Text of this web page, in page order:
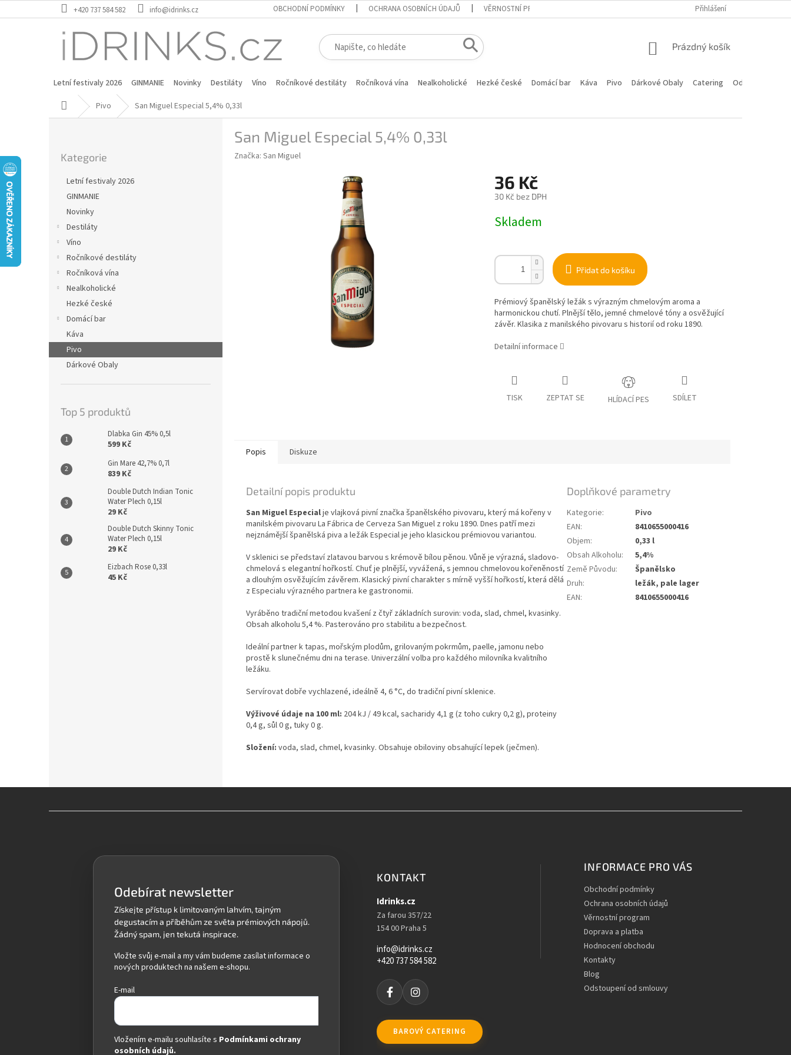
na
+420 737 584 582 info@idrinks.cz OBCHODNÍ PODMÍNKY OCHRANA OSOBNÍCH ÚDAJŮ VĚRNOSTNÍ PROGRAM HODNOCENÍ OBCHODU
Přihlášení
NÁKUPNÍ
Prázdný košík
Letní festivaly 2026 GINMANIE Novinky Destiláty Víno Ročníkové destiláty Ročníková vína Nealkoholické Hezké české Domácí bar Káva Pivo Dárkové Obaly Catering
Odstoupení od
Domů Pivo San Miguel Especial 5,4% 0,33l
kategorie
Kategorie
Letní festivaly 2026
GINMANIE
Novinky
Destiláty
Víno
Ročníkové destiláty
Ročníková vína
Nealkoholické
Hezké české
Domácí bar
Káva
Pivo
Dárkové Obaly
Top 5 produktů
Dlabka Gin 45% 0,5l
599 Kč
Gin Mare 42,7% 0,7l
839 Kč
Double Dutch Indian Tonic
Water Plech 0,15l
29 Kč
Double Dutch Skinny Tonic
Water Plech 0,15l
29 Kč
Eizbach Rose 0,33l
45 Kč
San Miguel Especial 5,4% 0,33l
Značka: San Miguel
36 Kč
30 Kč bez DPH
cena:
Skladem
Přidat do košíku
Prémiový španělský ležák s výrazným chmelovým aroma a
harmonickou chutí. Plnější tělo, jemné chmelové tóny a osvěžující
závěr. Klasika z manilského pivovaru s historií od roku 1890.
Detailní informace
TISK ZEPTAT SE HLÍDACÍ PES SDÍLET
Popis Diskuze
Detailní popis produktu
San Miguel Especialje vlajková pivní značka španělského pivovaru, který má kořeny v
manilském pivovaru La Fábrica de Cerveza San Miguel z roku 1890. Dnes patří mezi
nejznámější španělská piva a ležák Especial je jeho klasickou prémiovou variantou.
V sklenici se představí zlatavou barvou s krémově bílou pěnou. Vůně je výrazná, sladovo-
chmelová s elegantní hořkostí. Chuť je plnější, vyvážená, s jemnou chmelovou kořeněností
a dlouhým osvěžujícím závěrem. Klasický pivní charakter s mírně vyšší hořkostí, která dělá
z Especialu výrazného partnera ke gastronomii.
Vyráběno tradiční metodou kvašení z čtyř základních surovin: voda, slad, chmel, kvasinky.
Obsah alkoholu 5,4 %. Pasterováno pro stabilitu a bezpečnost.
Ideální partner k tapas, mořským plodům, grilovaným pokrmům, paelle, jamonu nebo
prostě k slunečnému dni na terase. Univerzální volba pro každého milovníka kvalitního
ležáku.
Servírovat dobře vychlazené, ideálně 4, 6 °C, do tradiční pivní sklenice.
Výživové údaje na 100 ml: 204 kJ / 49 kcal, sacharidy 4,1 g (z toho cukry 0,2 g), proteiny
0,4 g, sůl 0 g, tuky 0 g.
Složení: voda, slad, chmel, kvasinky. Obsahuje obiloviny obsahující lepek (ječmen).
Doplňkové parametry
Kategorie:
Pivo
EAN:
8410655000416
Objem:
0,33 l
Obsah Alkoholu:
5,4%
Země Původu:
Španělsko
Druh:
ležák, pale lager
EAN: 8410655000416
Odebírat newsletter
Vložte svůj e-mail a my vám budeme zasílat informace o
nových produktech na našem e-shopu.
E-mail
Vložením e-mailu souhlasíte s Podmínkami ochrany
osobních údajů.
KONTAKT
Idrinks.cz
Za farou 357/22
154 00 Praha 5
info@idrinks.cz
+420 737 584 582
BAROVÝ CATERING
INFORMACE PRO VÁS
Obchodní podmínky
Ochrana osobních údajů
Věrnostní program
Doprava a platba
Hodnocení obchodu
Kontakty
Blog
Odstoupení od smlouvy